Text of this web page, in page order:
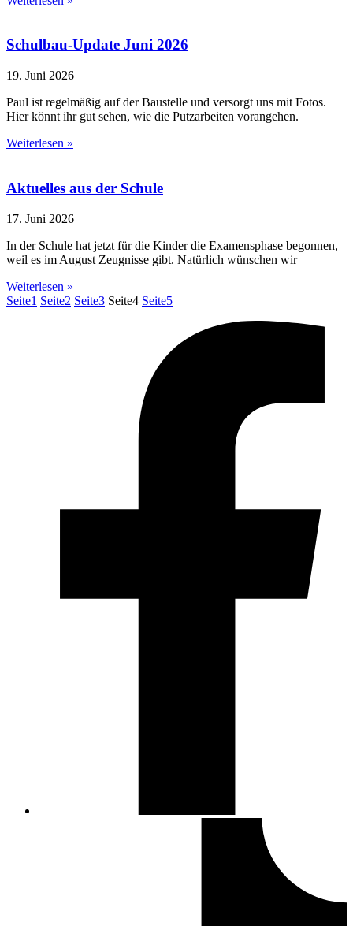
Schulbau-Update Juni 2026
19. Juni 2026
Paul ist regelmäßig auf der Baustelle und versorgt uns mit Fotos.
Hier könnt ihr gut sehen, wie die Putzarbeiten vorangehen.
Weiterlesen »
Aktuelles aus der Schule
17. Juni 2026
In der Schule hat jetzt für die Kinder die Examensphase begonnen,
weil es im August Zeugnisse gibt. Natürlich wünschen wir
Weiterlesen »
Seite1 Seite2 Seite3 Seite4 Seite5